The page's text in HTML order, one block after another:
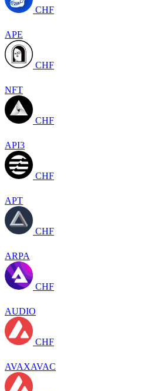
CHF
APE
CHF
NFT
CHF
API3
CHF
APT
CHF
ARPA
CHF
AUDIO
CHF
AVAXAVAC